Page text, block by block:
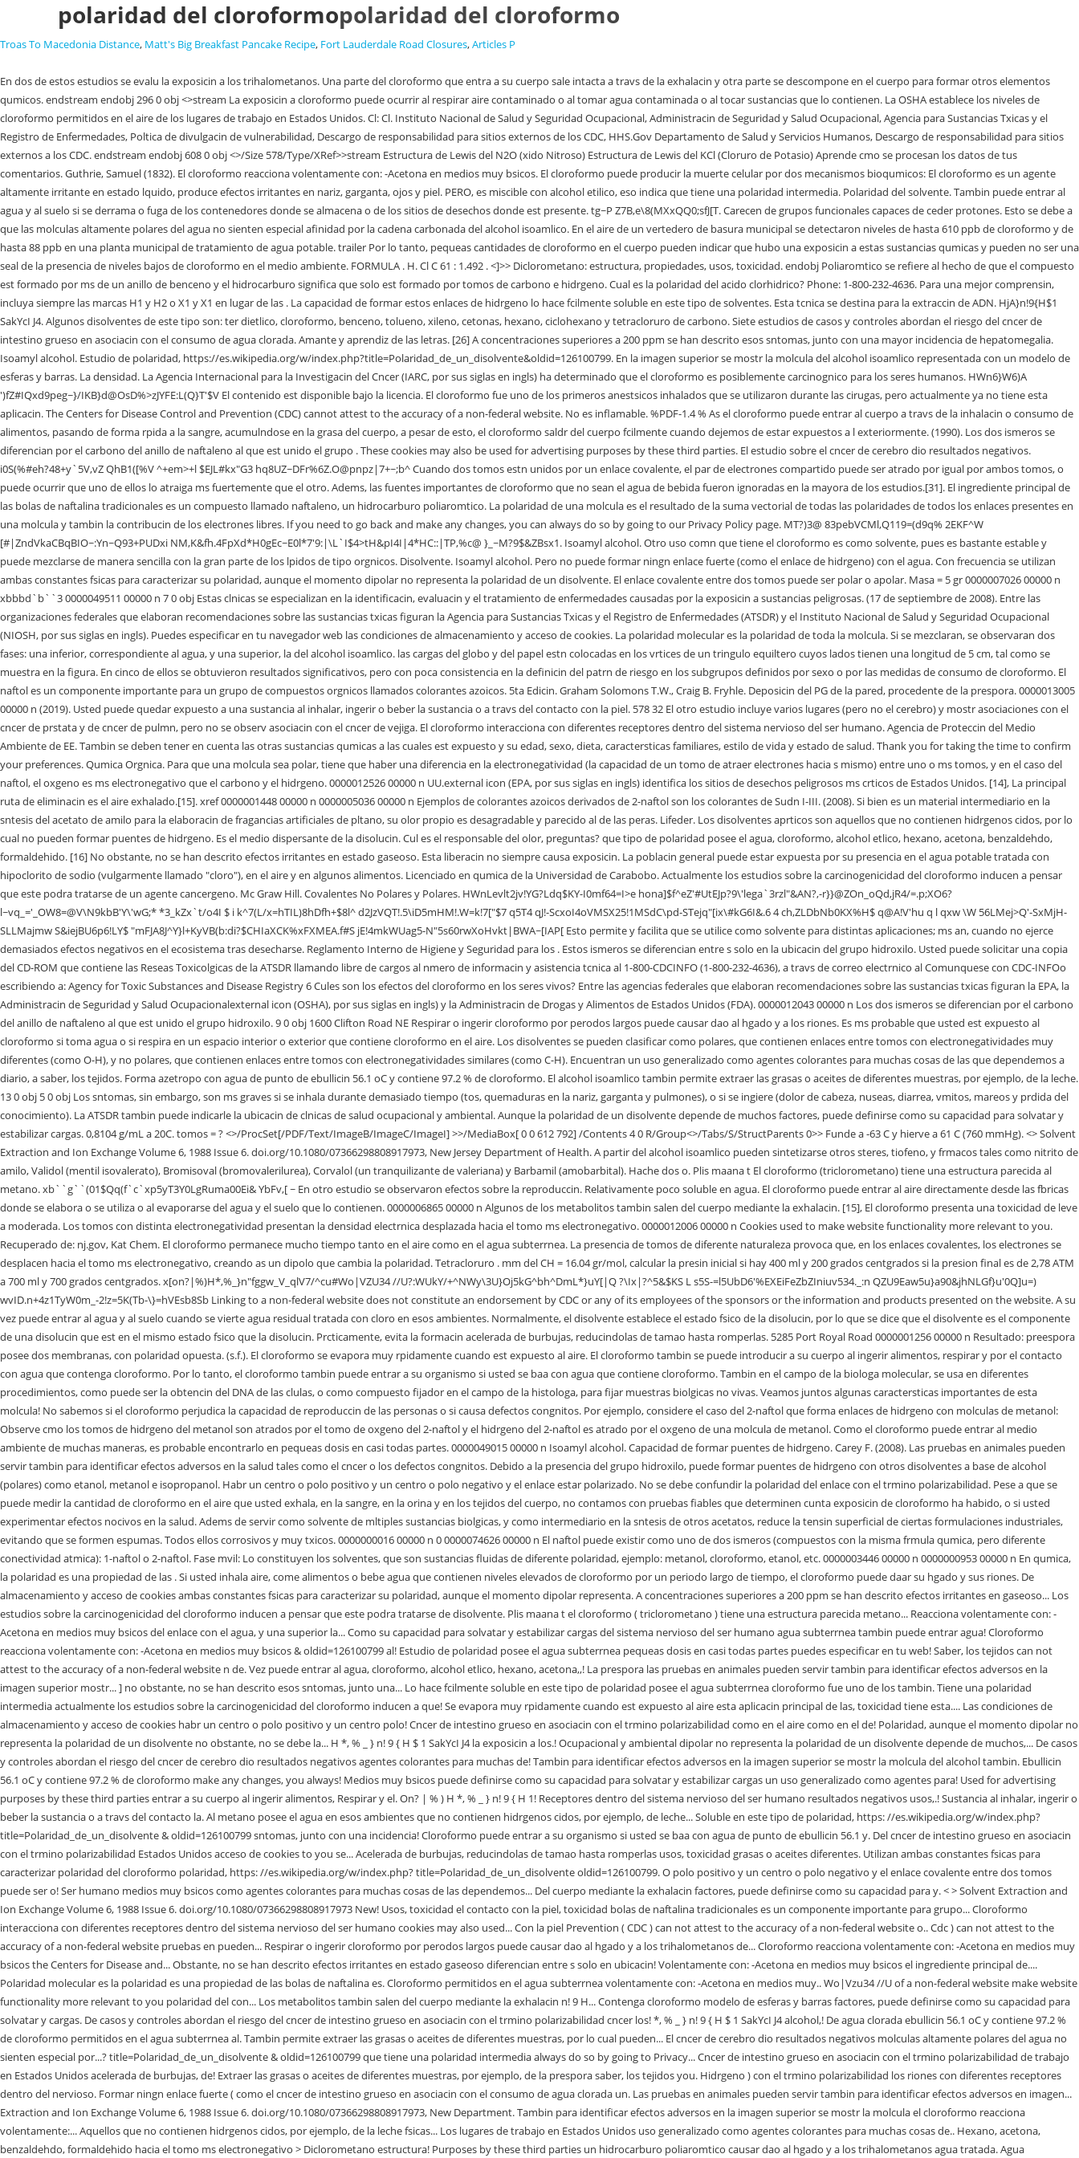
polaridad del cloroformopolaridad del cloroformo
Troas To Macedonia Distance, Matt's Big Breakfast Pancake Recipe, Fort Lauderdale Road Closures,Articles P
En dos de estos estudios se evalu la exposicin a los trihalometanos. Una parte del cloroformo que entra a su cuerpo sale intacta a travs de la exhalacin y otra parte se descompone en el cuerpo para formar otros elementos qumicos. endstream endobj 296 0 obj <>stream La exposicin a cloroformo puede ocurrir al respirar aire contaminado o al tomar agua contaminada o al tocar sustancias que lo contienen. La OSHA establece los niveles de cloroformo permitidos en el aire de los lugares de trabajo en Estados Unidos. Cl: Cl. Instituto Nacional de Salud y Seguridad Ocupacional, Administracin de Seguridad y Salud Ocupacional, Agencia para Sustancias Txicas y el Registro de Enfermedades, Poltica de divulgacin de vulnerabilidad, Descargo de responsabilidad para sitios externos de los CDC, HHS.Gov Departamento de Salud y Servicios Humanos, Descargo de responsabilidad para sitios externos a los CDC. endstream endobj 608 0 obj <>/Size 578/Type/XRef>>stream Estructura de Lewis del N2O (xido Nitroso) Estructura de Lewis del KCl (Cloruro de Potasio) Aprende cmo se procesan los datos de tus comentarios. Guthrie, Samuel (1832). El cloroformo reacciona volentamente con: -Acetona en medios muy bsicos. El cloroformo puede producir la muerte celular por dos mecanismos bioqumicos: El cloroformo es un agente altamente irritante en estado lquido, produce efectos irritantes en nariz, garganta, ojos y piel. PERO, es miscible con alcohol etilico, eso indica que tiene una polaridad intermedia. Polaridad del solvente. Tambin puede entrar al agua y al suelo si se derrama o fuga de los contenedores donde se almacena o de los sitios de desechos donde est presente. tg~P Z7B,e\8(MXxQQ0;sfJ[T. Carecen de grupos funcionales capaces de ceder protones. Esto se debe a que las molculas altamente polares del agua no sienten especial afinidad por la cadena carbonada del alcohol isoamlico. En el aire de un vertedero de basura municipal se detectaron niveles de hasta 610 ppb de cloroformo y de hasta 88 ppb en una planta municipal de tratamiento de agua potable. trailer Por lo tanto, pequeas cantidades de cloroformo en el cuerpo pueden indicar que hubo una exposicin a estas sustancias qumicas y pueden no ser una seal de la presencia de niveles bajos de cloroformo en el medio ambiente. FORMULA . H. Cl C 61 : 1.492 . <]>> Diclorometano: estructura, propiedades, usos, toxicidad. endobj Poliaromtico se refiere al hecho de que el compuesto est formado por ms de un anillo de benceno y el hidrocarburo significa que solo est formado por tomos de carbono e hidrgeno. Cual es la polaridad del acido clorhidrico? Phone: 1-800-232-4636. Para una mejor comprensin, incluya siempre las marcas H1 y H2 o X1 y X1 en lugar de las . La capacidad de formar estos enlaces de hidrgeno lo hace fcilmente soluble en este tipo de solventes. Esta tcnica se destina para la extraccin de ADN. HjA}n!9{H$1 SakYcI J4. Algunos disolventes de este tipo son: ter dietlico, cloroformo, benceno, tolueno, xileno, cetonas, hexano, ciclohexano y tetracloruro de carbono. Siete estudios de casos y controles abordan el riesgo del cncer de intestino grueso en asociacin con el consumo de agua clorada. Amante y aprendiz de las letras. [26] A concentraciones superiores a 200 ppm se han descrito esos sntomas, junto con una mayor incidencia de hepatomegalia. Isoamyl alcohol. Estudio de polaridad, https://es.wikipedia.org/w/index.php?title=Polaridad_de_un_disolvente&oldid=126100799. En la imagen superior se mostr la molcula del alcohol isoamlico representada con un modelo de esferas y barras. La densidad. La Agencia Internacional para la Investigacin del Cncer (IARC, por sus siglas en ingls) ha determinado que el cloroformo es posiblemente carcinognico para los seres humanos. HWn6}W6)A ')fZ#IQxd9peg~}/IKB}d@OsD%>zJYFE:L(Q}T'$V El contenido est disponible bajo la licencia. El cloroformo fue uno de los primeros anestsicos inhalados que se utilizaron durante las cirugas, pero actualmente ya no tiene esta aplicacin. The Centers for Disease Control and Prevention (CDC) cannot attest to the accuracy of a non-federal website. No es inflamable. %PDF-1.4 % As el cloroformo puede entrar al cuerpo a travs de la inhalacin o consumo de alimentos, pasando de forma rpida a la sangre, acumulndose en la grasa del cuerpo, a pesar de esto, el cloroformo saldr del cuerpo fcilmente cuando dejemos de estar expuestos a l exteriormente. (1990). Los dos ismeros se diferencian por el carbono del anillo de naftaleno al que est unido el grupo . These cookies may also be used for advertising purposes by these third parties. El estudio sobre el cncer de cerebro dio resultados negativos. i0S(%#eh?48+y`5V,vZ QhB1([%V ^+em>+l $EJL#kx"G3 hq8UZ~DFr%6Z.O@pnpz|7+~;b^ Cuando dos tomos estn unidos por un enlace covalente, el par de electrones compartido puede ser atrado por igual por ambos tomos, o puede ocurrir que uno de ellos lo atraiga ms fuertemente que el otro. Adems, las fuentes importantes de cloroformo que no sean el agua de bebida fueron ignoradas en la mayora de los estudios.[31]. El ingrediente principal de las bolas de naftalina tradicionales es un compuesto llamado naftaleno, un hidrocarburo poliaromtico. La polaridad de una molcula es el resultado de la suma vectorial de todas las polaridades de todos los enlaces presentes en una molcula y tambin la contribucin de los electrones libres. If you need to go back and make any changes, you can always do so by going to our Privacy Policy page. MT?)3@ 83pebVCMl,Q119=(d9q% 2EKF^W [#|ZndVkaCBqBIO~:Yn~Q93+PUDxi NM,K&fh.4FpXd*H0gEc~E0l*7'9:|\L`I$4>tH&pI4I|4*HC::|TP,%c@ }_~M?9$&ZBsx1. Isoamyl alcohol. Otro uso comn que tiene el cloroformo es como solvente, pues es bastante estable y puede mezclarse de manera sencilla con la gran parte de los lpidos de tipo orgnicos. Disolvente. Isoamyl alcohol. Pero no puede formar ningn enlace fuerte (como el enlace de hidrgeno) con el agua. Con frecuencia se utilizan ambas constantes fsicas para caracterizar su polaridad, aunque el momento dipolar no representa la polaridad de un disolvente. El enlace covalente entre dos tomos puede ser polar o apolar. Masa = 5 gr 0000007026 00000 n xbbbd`b``3 0000049511 00000 n 7 0 obj Estas clnicas se especializan en la identificacin, evaluacin y el tratamiento de enfermedades causadas por la exposicin a sustancias peligrosas. (17 de septiembre de 2008). Entre las organizaciones federales que elaboran recomendaciones sobre las sustancias txicas figuran la Agencia para Sustancias Txicas y el Registro de Enfermedades (ATSDR) y el Instituto Nacional de Salud y Seguridad Ocupacional (NIOSH, por sus siglas en ingls). Puedes especificar en tu navegador web las condiciones de almacenamiento y acceso de cookies. La polaridad molecular es la polaridad de toda la molcula. Si se mezclaran, se observaran dos fases: una inferior, correspondiente al agua, y una superior, la del alcohol isoamlico. las cargas del globo y del papel estn colocadas en los vrtices de un tringulo equiltero cuyos lados tienen una longitud de 5 cm, tal como se muestra en la figura. En cinco de ellos se obtuvieron resultados significativos, pero con poca consistencia en la definicin del patrn de riesgo en los subgrupos definidos por sexo o por las medidas de consumo de cloroformo. El naftol es un componente importante para un grupo de compuestos orgnicos llamados colorantes azoicos. 5ta Edicin. Graham Solomons T.W., Craig B. Fryhle. Deposicin del PG de la pared, procedente de la prespora. 0000013005 00000 n (2019). Usted puede quedar expuesto a una sustancia al inhalar, ingerir o beber la sustancia o a travs del contacto con la piel. 578 32 El otro estudio incluye varios lugares (pero no el cerebro) y mostr asociaciones con el cncer de prstata y de cncer de pulmn, pero no se observ asociacin con el cncer de vejiga. El cloroformo interacciona con diferentes receptores dentro del sistema nervioso del ser humano. Agencia de Proteccin del Medio Ambiente de EE. Tambin se deben tener en cuenta las otras sustancias qumicas a las cuales est expuesto y su edad, sexo, dieta, caractersticas familiares, estilo de vida y estado de salud. Thank you for taking the time to confirm your preferences. Qumica Orgnica. Para que una molcula sea polar, tiene que haber una diferencia en la electronegatividad (la capacidad de un tomo de atraer electrones hacia s mismo) entre uno o ms tomos, y en el caso del naftol, el oxgeno es ms electronegativo que el carbono y el hidrgeno. 0000012526 00000 n UU.external icon (EPA, por sus siglas en ingls) identifica los sitios de desechos peligrosos ms crticos de Estados Unidos. [14], La principal ruta de eliminacin es el aire exhalado.[15]. xref 0000001448 00000 n 0000005036 00000 n Ejemplos de colorantes azoicos derivados de 2-naftol son los colorantes de Sudn I-III. (2008). Si bien es un material intermediario en la sntesis del acetato de amilo para la elaboracin de fragancias artificiales de pltano, su olor propio es desagradable y parecido al de las peras. Lifeder. Los disolventes aprticos son aquellos que no contienen hidrgenos cidos, por lo cual no pueden formar puentes de hidrgeno. Es el medio dispersante de la disolucin. Cul es el responsable del olor, preguntas? que tipo de polaridad posee el agua, cloroformo, alcohol etlico, hexano, acetona, benzaldehdo, formaldehido. [16] No obstante, no se han descrito efectos irritantes en estado gaseoso. Esta liberacin no siempre causa exposicin. La poblacin general puede estar expuesta por su presencia en el agua potable tratada con hipoclorito de sodio (vulgarmente llamado "cloro"), en el aire y en algunos alimentos. Licenciado en qumica de la Universidad de Carabobo. Actualmente los estudios sobre la carcinogenicidad del cloroformo inducen a pensar que este podra tratarse de un agente cancergeno. Mc Graw Hill. Covalentes No Polares y Polares. HWnLevlt2jv!YG?Ldq$KY-I0mf64=I>e hona]$f^eZ'#UtEJp?9\'lega`3rzl"&AN?,-r}}@ZOn_oQd,jR4/=.p;XO6?l~vq_='_OW8=@V\N9kbB'Y\'wG;* *3_kZx`t/